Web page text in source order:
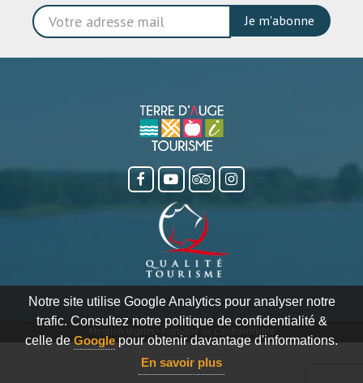
Notre site utilise Google Analytics pour analyser notre
trafic. Consultez notre politique de confidentialité &
celle de Google pour obtenir davantage d'informations.
En savoir plus
Je m'abonne
Politique de Confidentialité